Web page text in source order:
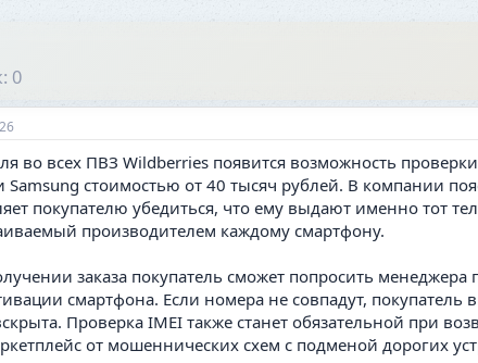
0
во всех ПВЗ Wildberries появится возможность
Samsung стоимостью от 40 тысяч рублей. В компании
покупателю убедиться, что ему выдают именно тот
производителем каждому смартфону.
заказа покупатель сможет попросить
смартфона. Если номера не совпадут, покупатель
Проверка IMEI также станет обязательной при
от мошеннических схем с подменой дорогих